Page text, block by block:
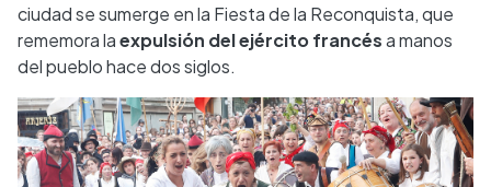
ciudad se sumerge en la Fiesta de la Reconquista, que
rememora laexpulsión del ejército francésa manos
del pueblo hace dos siglos.